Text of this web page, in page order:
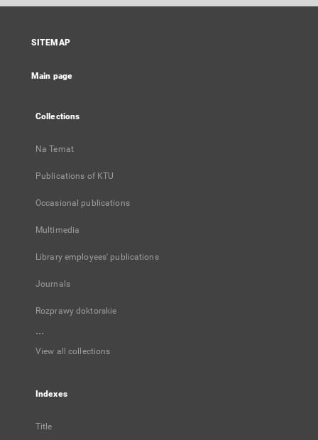
open
new
SITEMAP
Main page
Collections
Na Temat
Publications of KTU
Occasional publications
Multimedia
Library employees' publications
Journals
Rozprawy doktorskie
...
View all collections
Indexes
Title